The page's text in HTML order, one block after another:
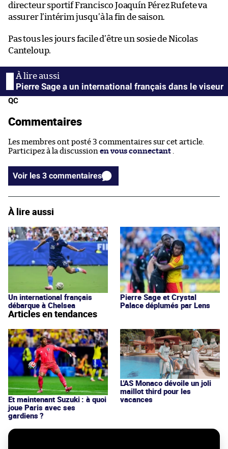
directeur sportif Francisco Joaquín Pérez Rufete va
assurer l’intérim jusqu’à la fin de saison.
Pas tous les jours facile d’être un sosie de Nicolas
Canteloup.
Pierre Sage a un international français dans le viseur
QC
Commentaires
Les membres ont posté 3 commentaires sur cet article.
Participez à la discussion en vous connectant
Voir les 3 commentaires
À lire aussi
Un international français
débarque à Chelsea
Pierre Sage et Crystal
Palace déplumés par Lens
Articles en tendances
Et maintenant Suzuki : à quoi
joue Paris avec ses
gardiens ?
L'AS Monaco dévoile un joli
maillot third pour les
vacances